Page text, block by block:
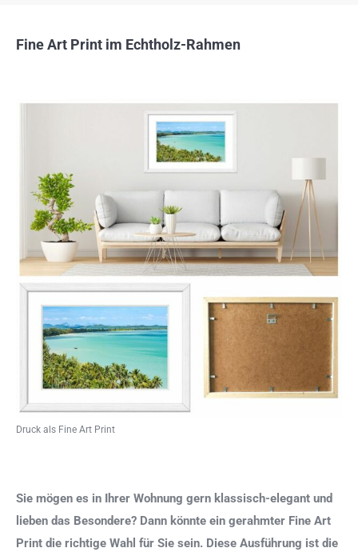
Fine Art Print im Echtholz-Rahmen
Druck als Fine Art Print
Sie mögen es in Ihrer Wohnung gern klassisch-elegant und
lieben das Besondere? Dann könnte ein gerahmter Fine Art
Print die richtige Wahl für Sie sein. Diese Ausführung ist die